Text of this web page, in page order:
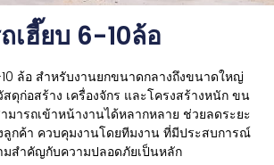
เฮี๊ยบ 6-10ล้อ
ล้อ สำหรับงานยกขนาดกลางถึงขนาดใหญ่
ดุก่อสร้าง เครื่องจักร และโครงสร้างหนัก ขน
มารถเข้าหน้างานได้หลากหลาย ช่วยลดระยะ
ลูกค้า ควบคุมงานโดยทีมงาน ที่มีประสบการณ์
มสำคัญกับความปลอดภัยเป็นหลัก